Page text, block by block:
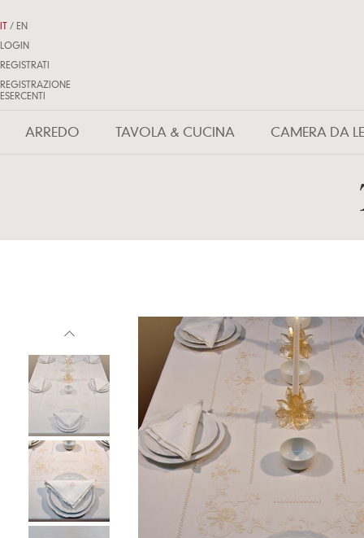
ARREDO TAVOLA & CUCINA CAMERA DA
IT / EN
LOGIN
REGISTRATI
REGISTRAZIONE
ESERCENTI